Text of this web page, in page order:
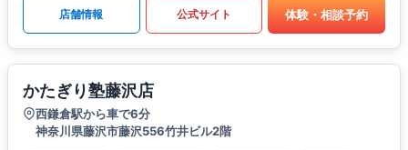
店舗情報 公式サイト 体験・相談予約
かたぎり塾藤沢店
西鎌倉駅から車で6分
神奈川県藤沢市藤沢556竹井ビル2階